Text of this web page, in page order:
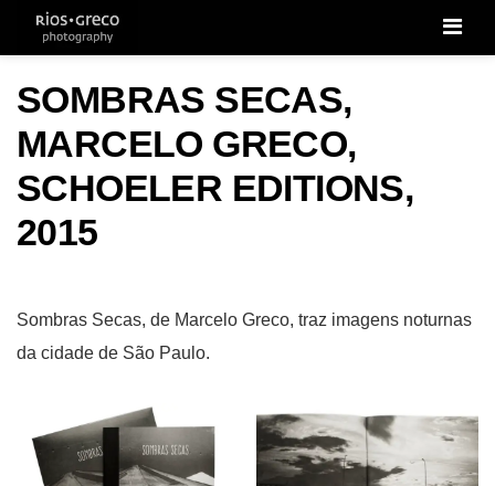
SOMBRAS SECAS,
MARCELO GRECO,
SCHOELER EDITIONS,
2015
Sombras Secas, de Marcelo Greco, traz imagens noturnas
da cidade de São Paulo.